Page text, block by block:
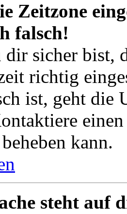
Zeitzone
falsch!
dir sicher bist,
richtig
ist, geht die
kann.
steht auf